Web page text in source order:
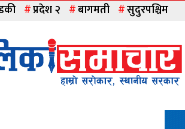
प्रदेश २ बागमती सुदुरपश्चिम